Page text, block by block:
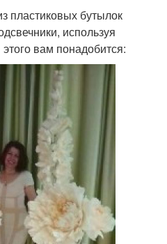
пластиковых бутылок
используя
вам понадобится: